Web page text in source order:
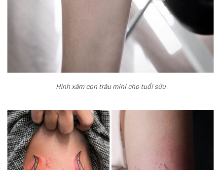
Hình xăm con trâu mini cho tuổi sửu